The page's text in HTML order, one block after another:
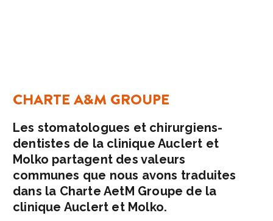
CHARTE A&M GROUPE
Les stomatologues et chirurgiens-
dentistes de la clinique Auclert et
Molko partagent des valeurs
communes que nous avons traduites
dans la Charte AetM Groupe de la
clinique Auclert et Molko.